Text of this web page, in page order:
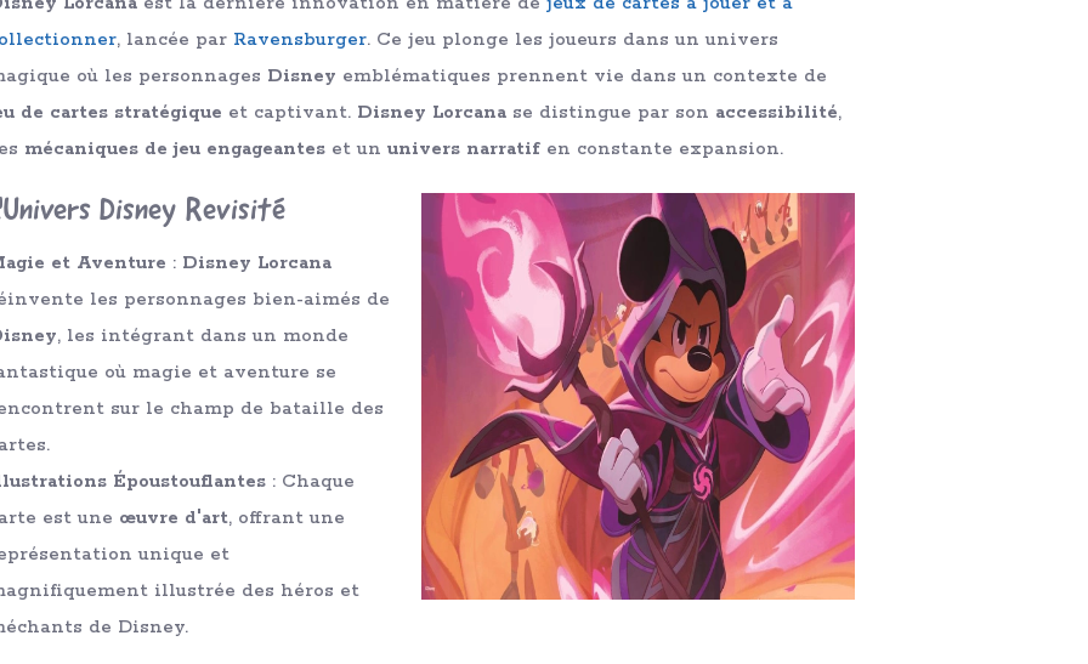
, lancée par Ravensburger. Ce jeu plonge les joueurs dans un univers
où les personnages Disney emblématiques prennent vie dans un contexte de
de cartes stratégique et captivant. Disney Lorcana se distingue par son accessibilité,
mécaniques de jeu engageantes et un univers narratif en constante expansion.
Disney Revisité
et Aventure : Disney Lorcana
les personnages bien-aimés de
, les intégrant dans un monde
où magie et aventure se
sur le champ de bataille des
Époustouflantes : Chaque
est une œuvre d'art, offrant une
unique et
illustrée des héros et
de Disney.